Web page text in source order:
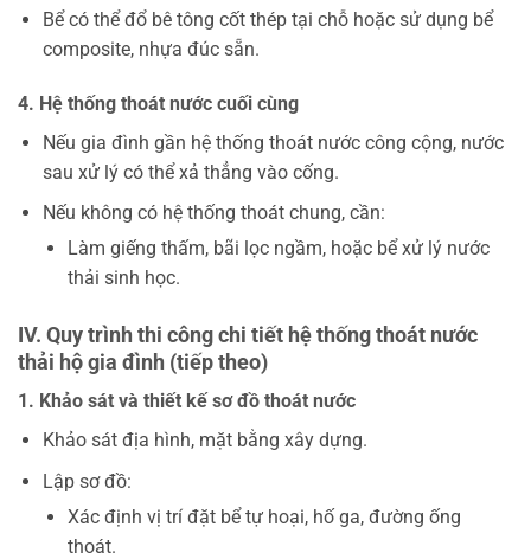
Bể có thể đổ bê tông cốt thép tại chỗ hoặc sử dụng bể
composite, nhựa đúc sẵn.
4. Hệ thống thoát nước cuối cùng
Nếu gia đình gần hệ thống thoát nước công cộng, nước
sau xử lý có thể xả thẳng vào cống.
Nếu không có hệ thống thoát chung, cần:
Làm giếng thấm, bãi lọc ngầm, hoặc bể xử lý nước
thải sinh học.
IV. Quy trình thi công chi tiết hệ thống thoát nước
thải hộ gia đình (tiếp theo)
1. Khảo sát và thiết kế sơ đồ thoát nước
Khảo sát địa hình, mặt bằng xây dựng.
Lập sơ đồ:
Xác định vị trí đặt bể tự hoại, hố ga, đường ống
thoát.